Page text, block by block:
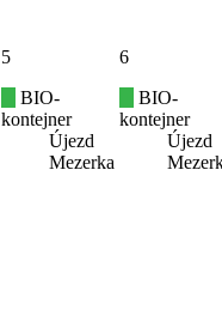
5
BIO-
kontejner
Újezd
Mezerka
6
BIO-
kontejner
Újezd